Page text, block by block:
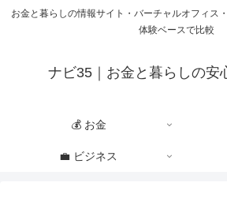
お金と暮らしの情報サイト・バーチャルオフィス
体験ベースで比較
ナビ35｜お金と暮らしの安
💰 お金
💼 ビジネス